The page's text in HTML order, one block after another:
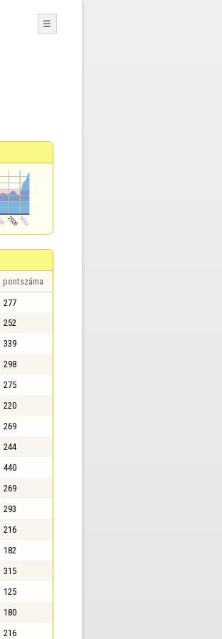
☰
pontszáma
277
252
339
298
275
220
269
244
440
269
293
216
182
315
125
180
216